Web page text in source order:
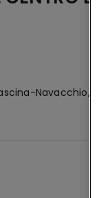
Navacchio,